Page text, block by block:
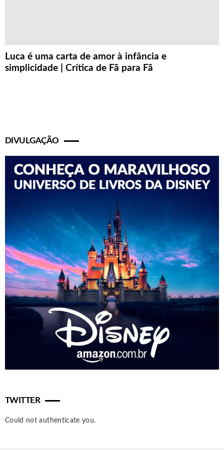
Luca é uma carta de amor à infância e
simplicidade | Crítica de Fã para Fã
DIVULGAÇÃO
TWITTER
Could not authenticate you.